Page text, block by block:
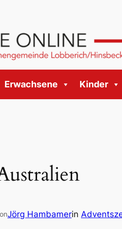
Erwachsene Kinder
Jörg Hambamerin